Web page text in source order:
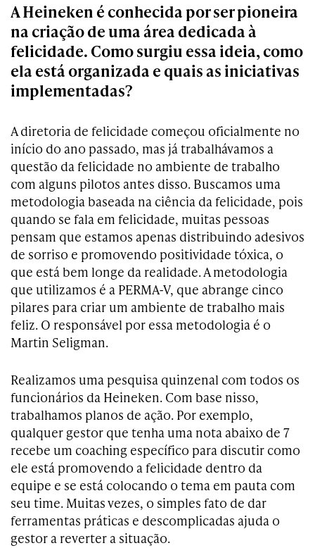
A Heineken é conhecida por ser pioneira
na criação de uma área dedicada à
felicidade. Como surgiu essa ideia, como
ela está organizada e quais as iniciativas
implementadas?
A diretoria de felicidade começou oficialmente no
início do ano passado, mas já trabalhávamos a
questão da felicidade no ambiente de trabalho
com alguns pilotos antes disso. Buscamos uma
metodologia baseada na ciência da felicidade, pois
quando se fala em felicidade, muitas pessoas
pensam que estamos apenas distribuindo adesivos
de sorriso e promovendo positividade tóxica, o
que está bem longe da realidade. A metodologia
que utilizamos é a PERMA-V, que abrange cinco
pilares para criar um ambiente de trabalho mais
feliz. O responsável por essa metodologia é o
Martin Seligman.
Realizamos uma pesquisa quinzenal com todos os
funcionários da Heineken. Com base nisso,
trabalhamos planos de ação. Por exemplo,
qualquer gestor que tenha uma nota abaixo de 7
recebe um coaching específico para discutir como
ele está promovendo a felicidade dentro da
equipe e se está colocando o tema em pauta com
seu time. Muitas vezes, o simples fato de dar
ferramentas práticas e descomplicadas ajuda o
gestor a reverter a situação.